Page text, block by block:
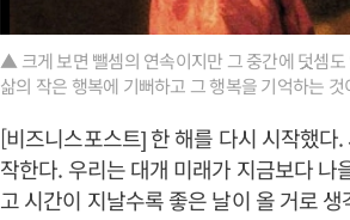
▲ 크게 보면 뺄셈의 연속이지만 그 중간에 덧셈
삶의 작은 행복에 기뻐하고 그 행복을 기억하는
[비즈니스포스트] 한 해를 다시 시작했
작한다. 우리는 대개 미래가 지금보다
고 시간이 지날수록 좋은 날이 올 거로